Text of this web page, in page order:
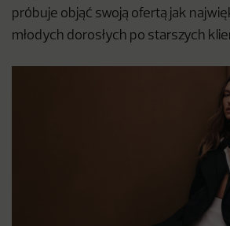
próbuje objąć swoją ofertą jak
młodych dorosłych po starszych